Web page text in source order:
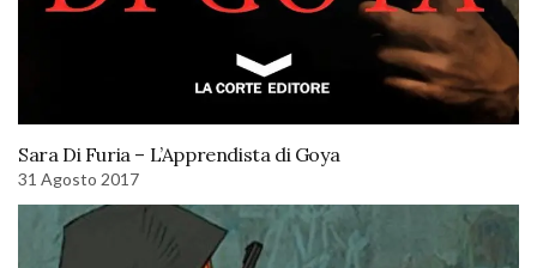
Sara Di Furia – L’Apprendista di Goya
31 Agosto 2017